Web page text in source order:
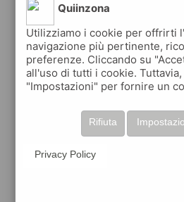
sfoglia
gratis volantini
cremonain modofacile
scopri le offerte in corso
grazie ai volantini nella
usa i volantini digitali ed
carta
Quiinzona
Utilizziamo i cookie per offrirti
navigazione più pertinente,
preferenze. Cliccando su
all'uso di tutti i cookie.
"Impostazioni" per fornire un
Rifiuta
Privacy Policy